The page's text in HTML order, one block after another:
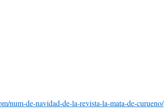
num-de-navidad-de-la-revista-la-mata-de-curueno/